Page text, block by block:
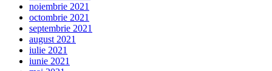
noiembrie 2021
octombrie 2021
septembrie 2021
august 2021
iulie 2021
iunie 2021